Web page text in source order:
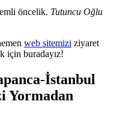
öncelik. Tutuncu Oğlu
web sitemizi ziyaret
için buradayız!
İstanbul
Yormadan